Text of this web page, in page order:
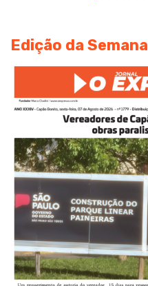
Edição da Semana